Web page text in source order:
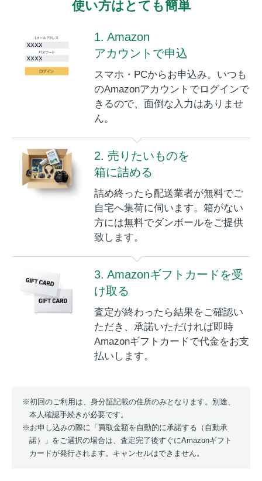
使い方はとても簡単
1. Amazon
アカウントで申込
スマホ・PCからお申込み。いつも
のAmazonアカウントでログインで
きるので、面倒な入力はありませ
ん。
2. 売りたいものを
箱に詰める
詰め終ったら配送業者が無料でご
自宅へ集荷に伺います。箱がない
方には無料でダンボールをご提供
致します。
3. Amazonギフトカードを受
け取る
査定が終わったら結果をご確認い
ただき、承諾いただければ即時
Amazonギフトカードで代金をお支
払いします。
初回のご利用は、身分証記載の住所のみとなります。別途、
本人確認手続きが必要です。
お申し込みの際に「買取金額を自動的に承諾する（自動承
諾）」をご選択の場合は、査定完了後すぐにAmazonギフト
カードが発行されます。キャンセルはできません。